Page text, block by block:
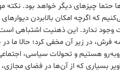
حتما چیزهای دیگر خواهد بود.
که اگرچه امکان بالابردن
وجود ندارد. این ذهنیت اشتباهی
فرش، در زیر آن مخفی کرد؛ حالا ما
هستیم و تحولات سیاسی،
بسیاری که از آن‌ها در فضای